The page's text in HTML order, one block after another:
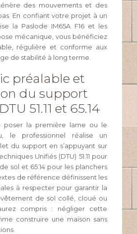
des mouvements et des
En confiant votre projet à un
la Paslode IM65A F16 et les
mécanique, vous bénéficiez
régulière et conforme aux
de stabilité à long terme.
préalable et
du support
51.11 et 65.14
poser la première lame ou le
le professionnel réalise un
du support en s’appuyant sur
Unifiés (DTU) 51.11 pour
sol et 65.14 pour les planchers
de référence définissent les
à respecter pour garantir la
de sol collé, cloué ou
compris : négliger cette
construire une maison sans